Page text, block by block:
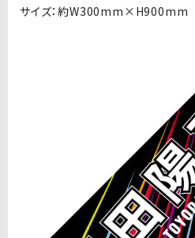
サイズ：約W300mm×H900mm